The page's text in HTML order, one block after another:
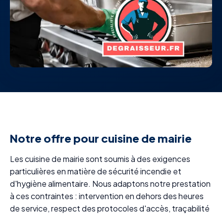
Notre offre pour cuisine de mairie
Les cuisine de mairie sont soumis à des exigences
particulières en matière de sécurité incendie et
d'hygiène alimentaire. Nous adaptons notre prestation
à ces contraintes : intervention en dehors des heures
de service, respect des protocoles d'accès, traçabilité